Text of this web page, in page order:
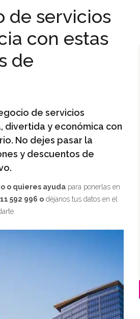
de servicios
con estas
de
de servicios
divertida y económica con
No dejes pasar la
y descuentos de
o quieres ayuda para ponerlas en
592 996 o déjanos tus datos en el